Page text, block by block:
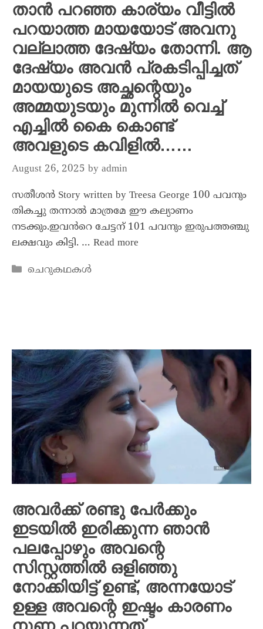
താൻ പറഞ്ഞ കാര്യം വീട്ടിൽ
പറയാത്ത മായയോട് അവനു
വല്ലാത്ത ദേഷ്യം തോന്നി. ആ
ദേഷ്യം അവൻ പ്രകടിപ്പിച്ചത്
മായയുടെ അച്ഛന്റെയും
അമ്മയുടയും മുന്നിൽ വെച്ച്
എച്ചിൽ കൈ കൊണ്ട്
അവളുടെ കവിളിൽ……
August 26, 2025 by admin
സതീശൻ Story written by Treesa George 100 പവനും
തികച്ചു തന്നാൽ മാത്രമേ ഈ കല്യാണം
നടക്കും.ഇവൻറെ ചേട്ടന് 101 പവനും ഇരുപത്തഞ്ചു
ലക്ഷവും കിട്ടി. … Read more
ചെറുകഥകൾ
അവർക്ക് രണ്ടു പേർക്കും
ഇടയിൽ ഇരിക്കുന്ന ഞാൻ
പലപ്പോഴും അവന്റെ
സിസ്റ്റത്തിൽ ഒളിഞ്ഞു
നോക്കിയിട്ട് ഉണ്ട്, അന്നയോട്
ഉള്ള അവന്റെ ഇഷ്ടം കാരണം